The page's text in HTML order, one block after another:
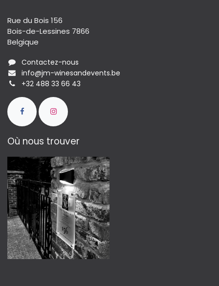
Rue du Bois 156
Bois-de-Lessines 7866
Belgique
Contactez-nous
info@jm-winesandevents.be
+32 488 33 66 43
Où nous trouver